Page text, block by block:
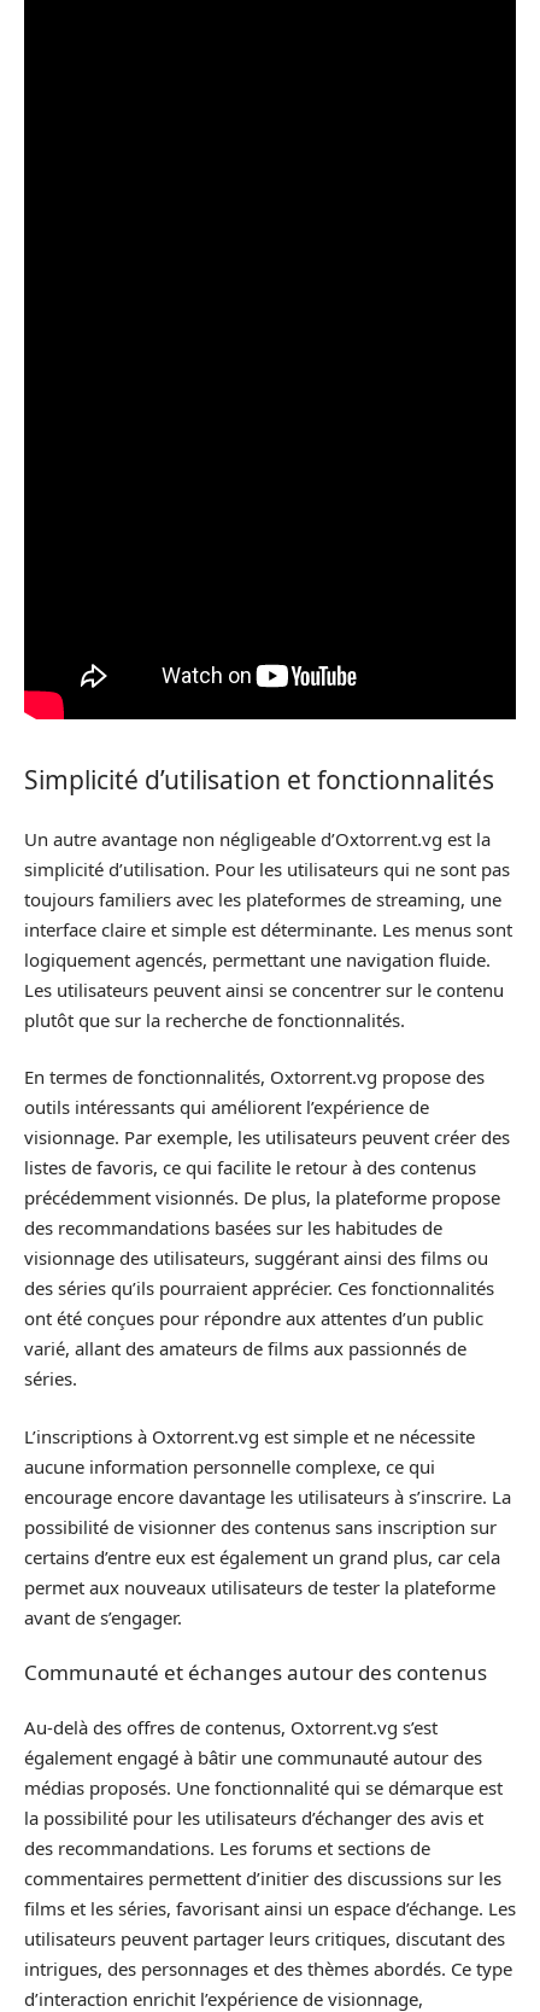
Simplicité d’utilisation et fonctionnalités
Un autre avantage non négligeable d’Oxtorrent.vg est la
simplicité d’utilisation. Pour les utilisateurs qui ne sont pas
toujours familiers avec les plateformes de streaming, une
interface claire et simple est déterminante. Les menus sont
logiquement agencés, permettant une navigation fluide.
Les utilisateurs peuvent ainsi se concentrer sur le contenu
plutôt que sur la recherche de fonctionnalités.
En termes de fonctionnalités, Oxtorrent.vg propose des
outils intéressants qui améliorent l’expérience de
visionnage. Par exemple, les utilisateurs peuvent créer des
listes de favoris, ce qui facilite le retour à des contenus
précédemment visionnés. De plus, la plateforme propose
des recommandations basées sur les habitudes de
visionnage des utilisateurs, suggérant ainsi des films ou
des séries qu’ils pourraient apprécier. Ces fonctionnalités
ont été conçues pour répondre aux attentes d’un public
varié, allant des amateurs de films aux passionnés de
séries.
L’inscriptions à Oxtorrent.vg est simple et ne nécessite
aucune information personnelle complexe, ce qui
encourage encore davantage les utilisateurs à s’inscrire. La
possibilité de visionner des contenus sans inscription sur
certains d’entre eux est également un grand plus, car cela
permet aux nouveaux utilisateurs de tester la plateforme
avant de s’engager.
Communauté et échanges autour des contenus
Au-delà des offres de contenus, Oxtorrent.vg s’est
également engagé à bâtir une communauté autour des
médias proposés. Une fonctionnalité qui se démarque est
la possibilité pour les utilisateurs d’échanger des avis et
des recommandations. Les forums et sections de
commentaires permettent d’initier des discussions sur les
films et les séries, favorisant ainsi un espace d’échange. Les
utilisateurs peuvent partager leurs critiques, discutant des
intrigues, des personnages et des thèmes abordés. Ce type
d’interaction enrichit l’expérience de visionnage,